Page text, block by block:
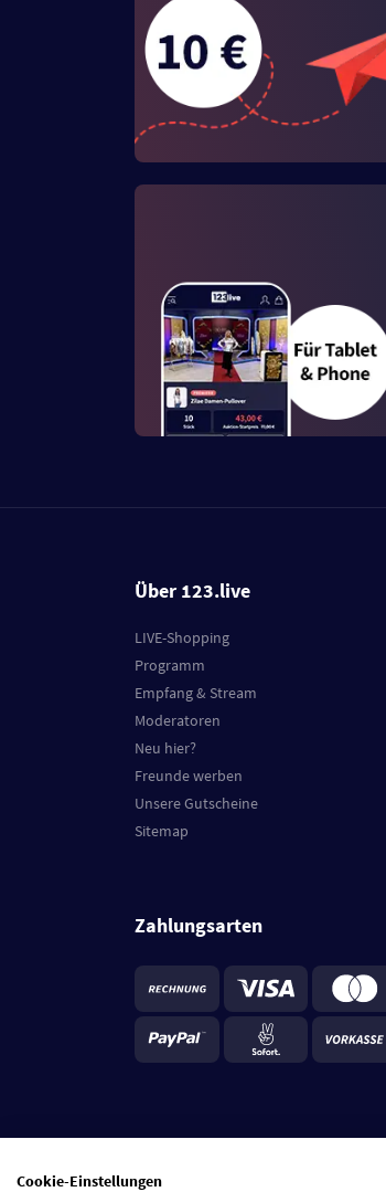
Über 123.live
LIVE-Shopping
Programm
Empfang & Stream
Moderatoren
Neu hier?
Freunde werben
Unsere Gutscheine
Sitemap
Zahlungsarten
Cookie-Einstellungen